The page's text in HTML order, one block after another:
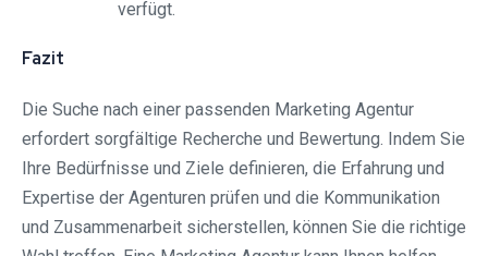
verfügt.
Fazit
Die Suche nach einer passenden Marketing Agentur
erfordert sorgfältige Recherche und Bewertung. Indem Sie
Ihre Bedürfnisse und Ziele definieren, die Erfahrung und
Expertise der Agenturen prüfen und die Kommunikation
und Zusammenarbeit sicherstellen, können Sie die richtige